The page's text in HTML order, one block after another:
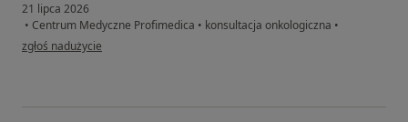
21 lipca 2026
• Centrum Medyczne Profimedica • konsultacja onkologiczna •
w opinii użytkownika Natalia
zgłoś nadużycie